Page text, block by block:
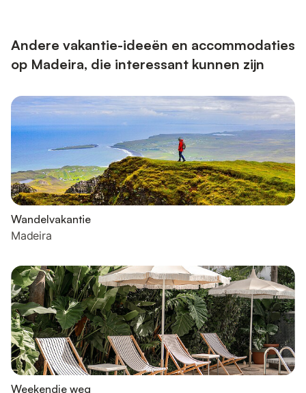
chão, encontra uma c...
Andere vakantie-ideeën en accommodaties
op Madeira, die interessant kunnen zijn
Wandelvakantie
Madeira
Weekendje weg